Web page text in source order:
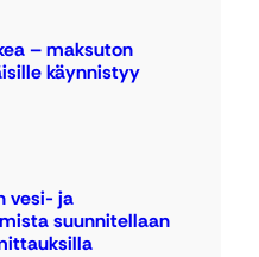
– maksuton
käynnistyy
vesi- ja
suunnitellaan